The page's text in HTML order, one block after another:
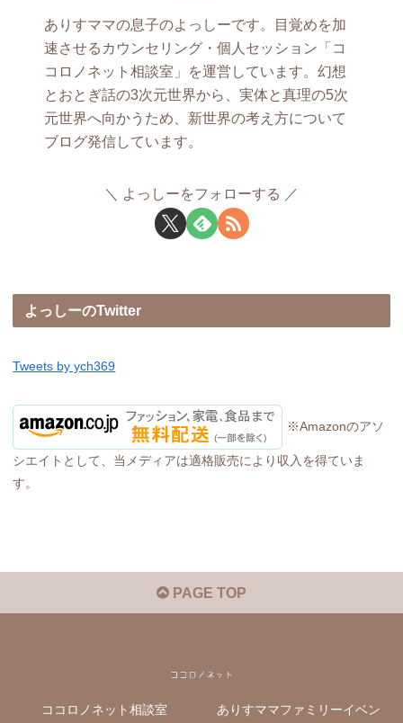
ありすママの息子のよっしーです。目覚めを加
速させるカウンセリング・個人セッション「コ
コロノネット相談室」を運営しています。幻想
とおとぎ話の3次元世界から、実体と真理の5次
元世界へ向かうため、新世界の考え方について
ブログ発信しています。
よっしーをフォローする
よっしーのTwitter
Tweets by ych369
※Amazonのアソ
シエイトとして、当メディアは適格販売により収入を得ていま
す。
PAGE TOP
ココロノネット相談室 ありすママファミリーイベン